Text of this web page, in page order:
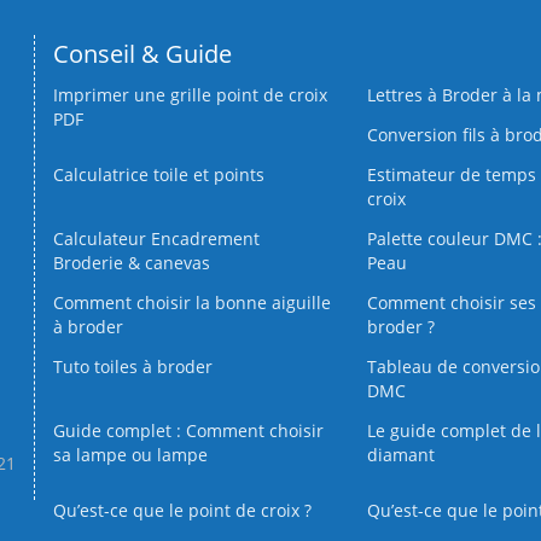
Conseil & Guide
Imprimer une grille point de croix
PDF
Lettres à Broder à la
Conversion fils à
Calculatrice toile et points
Estimateur de temps
croix
Calculateur Encadrement
Broderie & canevas
Palette couleur DMC
Peau
Comment choisir la bonne aiguille
à broder
Comment choisir ses
broder ?
Tuto toiles à broder
Tableau de
DMC
Guide complet : Comment choisir
sa lampe ou lampe
Le guide complet de
diamant
Qu’est-ce que le point de croix ? Qu’est-ce que le